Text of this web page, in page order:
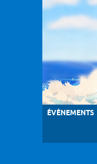
ÉVÈNEMENTS